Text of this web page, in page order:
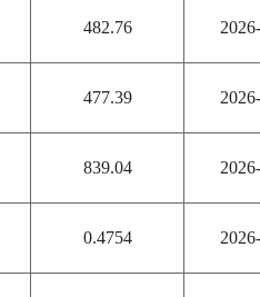
482.76
477.39
839.04
0.4754